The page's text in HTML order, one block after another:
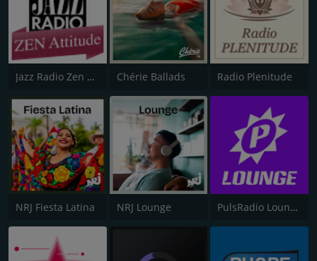
Jazz Radio Zen Attitude Chérie Ballads Radio Plenitude
NRJ Fiesta Latina NRJ Lounge PulsRadio Lounge